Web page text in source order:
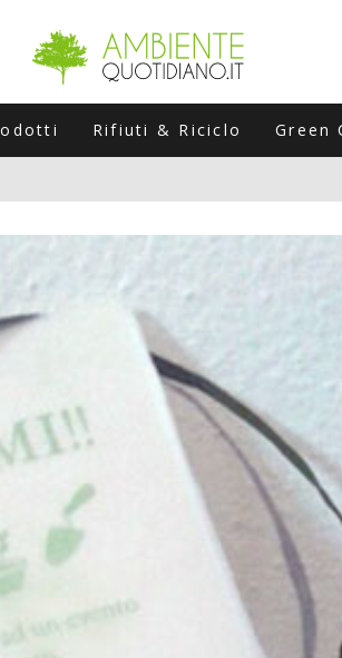
Rifiuti & Riciclo Green
ROVINARTI L’ESTATE (E LA GUIDA
"PLUG & PLAY" CHE STA